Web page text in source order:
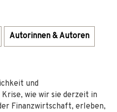
Autorinnen & Autoren
und
wie wir sie derzeit in
Finanzwirtschaft, erleben,